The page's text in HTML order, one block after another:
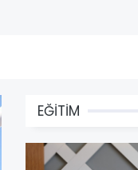
EĞİTİM